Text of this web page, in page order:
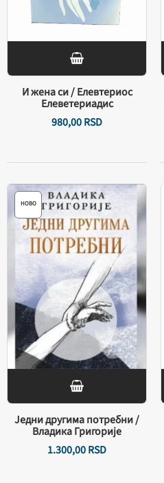
И жена си / Елевтериос
Елеветериадис
980,00RSD
НОВО
Једни другима потребни /
Владика Григорије
1.300,00RSD